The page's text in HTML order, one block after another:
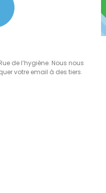
de l’hygiène. Nous nous
votre email à des tiers.